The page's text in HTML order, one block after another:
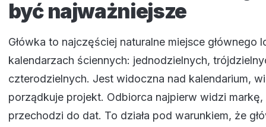
być najważniejsze
Główka to najczęściej naturalne miejsce głównego
kalendarzach ściennych: jednodzielnych,
czterodzielnych. Jest widoczna nad kalendarium,
porządkuje projekt. Odbiorca najpierw widzi markę,
przechodzi do dat. To działa pod warunkiem, że